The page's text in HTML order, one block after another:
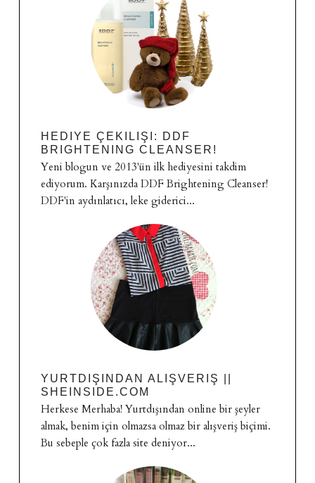
HEDIYE ÇEKILIŞI: DDF
BRIGHTENING CLEANSER!
Yeni blogun ve 2013'ün ilk hediyesini takdim
ediyorum. Karşınızda DDF Brightening Cleanser!
DDF'in aydınlatıcı, leke giderici...
YURTDIŞINDAN ALIŞVERIŞ ||
SHEINSIDE.COM
Herkese Merhaba! Yurtdışından online bir şeyler
almak, benim için olmazsa olmaz bir alışveriş biçimi.
Bu sebeple çok fazla site deniyor...